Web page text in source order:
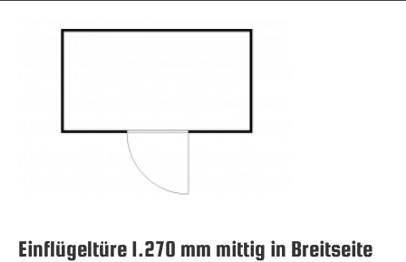
Einflügeltüre 1.270 mm mittig in Breitseite